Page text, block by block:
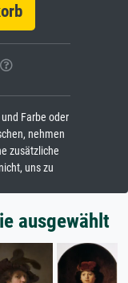
Farbe oder
nehmen
zusätzliche
uns zu
ausgewählt